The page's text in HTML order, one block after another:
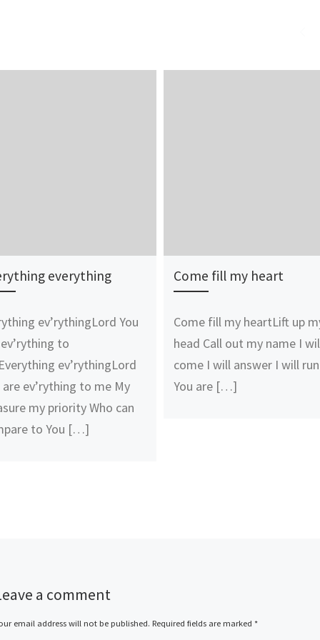
everything
ev’rythingLord You
to
ev’rythingLord
are ev’rything to me My
my priority Who can
to You […]
Come fill my heart
Come fill my heartLift up
head Call out my name I
come I will answer I will run
You are […]
a comment
email address will not be published. Required fields are marked *